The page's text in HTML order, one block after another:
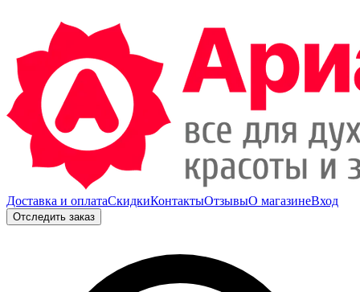
Доставка и оплатаСкидкиКонтактыОтзывыО магазинеВход
Отследить заказ